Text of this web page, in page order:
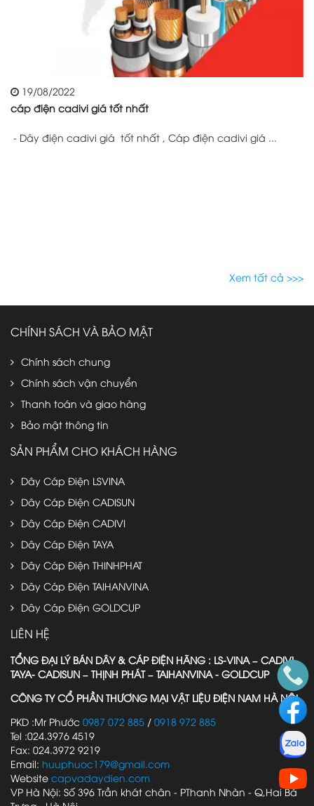
19/08/2022
cáp điện cadivi giá tốt nhất
- Dây điện cadivi giá tốt nhất , Cáp điện cadivi giá ...
Xem tất cả >>>
CHÍNH SÁCH VÀ BẢO MẬT
Chính sách chung
Chính sách vận chuyển
Thanh toán và giao hàng
Bảo mật thông tin
SẢN PHẨM CHO KHÁCH HÀNG
Dây Cáp Điện LSVINA
Dây Cáp Điện CADISUN
Dây Cáp Điện CADIVI
Dây Cáp Điện TAYA
Dây Cáp Điện THINHPHAT
Dây Cáp Điện TAIHANVINA
Dây Cáp Điện GOLDCUP
LIÊN HỆ
TỔNG ĐẠI LÝ BÁN DÂY & CÁP ĐIỆN HÃNG : LS-VINA – CADIVI-
TAYA- CADISUN – THỊNH PHÁT – TAIHANVINA - GOLDCUP
CÔNG TY CỔ PHẦN THƯƠNG MẠI VẬT LIỆU ĐIỆN NAM HÀ NỘI
PKD :Mr Phước 0987 072 885 / 0918 972 885
Tel :024.3976 4519
Fax: 024.3972 9219
Email: huuphuoc179@gmail.com
Website capvadaydien.com
VP Hà Nội: Số 396 Trần khát chân - PThanh Nhàn - Q,Hai Bà